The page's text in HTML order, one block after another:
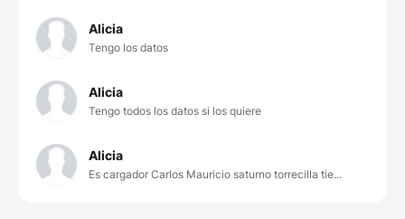
Alicia
Tengo los datos
Alicia
Tengo todos los datos si los quiere
Alicia
Es cargador Carlos Mauricio saturno torrecilla tie...